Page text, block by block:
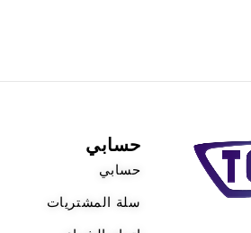
حسابي
حسابي
سلة المشتريات